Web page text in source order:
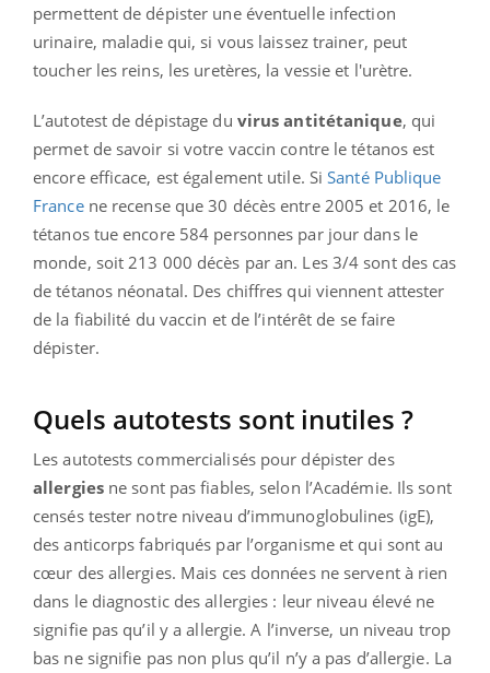
permettent de dépister une éventuelle infection
urinaire, maladie qui, si vous laissez trainer, peut
toucher les reins, les uretères, la vessie et l'urètre.
L’autotest de dépistage du virus antitétanique, qui
permet de savoir si votre vaccin contre le tétanos est
encore efficace, est également utile. SiSanté Publique
Francene recense que 30 décès entre 2005 et 2016, le
tétanos tue encore 584 personnes par jour dans le
monde, soit 213 000 décès par an. Les 3/4 sont des cas
de tétanos néonatal. Des chiffres qui viennent attester
de la fiabilité du vaccin et de l’intérêt de se faire
dépister.
Quels autotests sont inutiles ?
Les autotests commercialisés pour dépister des
allergiesne sont pas fiables, selon l’Académie. Ils sont
censés tester notre niveau d’immunoglobulines (igE),
des anticorps fabriqués par l’organisme et qui sont au
cœur des allergies. Mais ces données ne servent à rien
dans le diagnostic des allergies : leur niveau élevé ne
signifie pas qu’il y a allergie. A l’inverse, un niveau trop
bas ne signifie pas non plus qu’il n’y a pas d’allergie. La